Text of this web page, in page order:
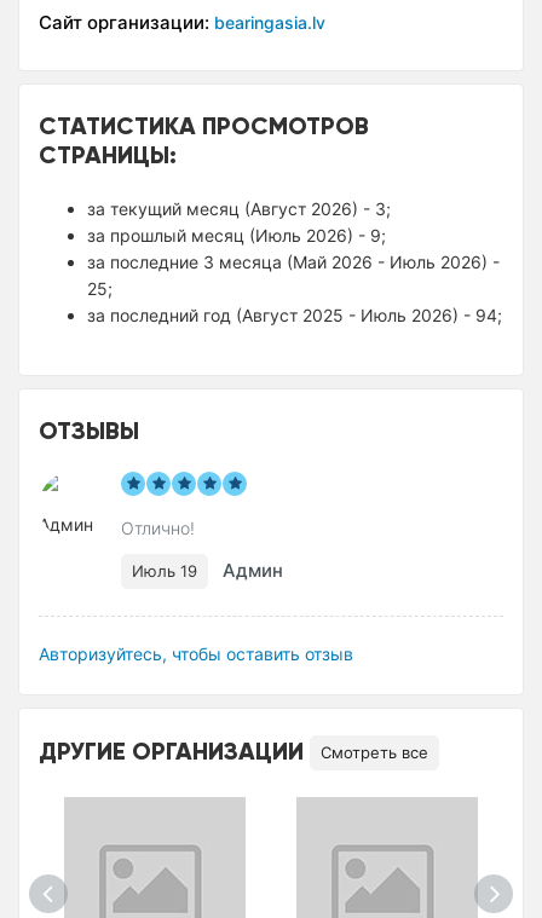
Сайт организации: bearingasia.lv
СТАТИСТИКА ПРОСМОТРОВ
СТРАНИЦЫ:
за текущий месяц (Август 2026) - 3;
за прошлый месяц (Июль 2026) - 9;
за последние 3 месяца (Май 2026 - Июль 2026) -
25;
за последний год (Август 2025 - Июль 2026) - 94;
ОТЗЫВЫ
Отлично!
Июль 19 Админ
Авторизуйтесь, чтобы оставить отзыв
ДРУГИЕ ОРГАНИЗАЦИИ Смотреть все